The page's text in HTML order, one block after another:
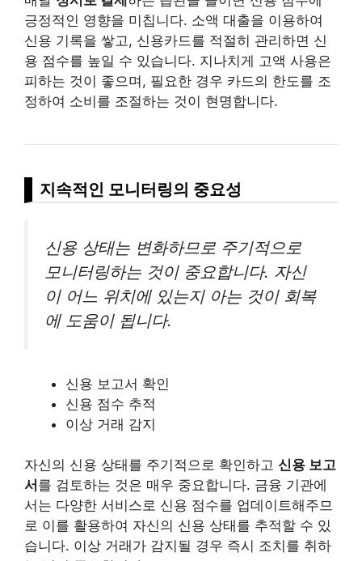
긍정적인 영향을 미칩니다. 소액 대출을 이용하여
신용 기록을 쌓고, 신용카드를 적절히 관리하면 신
용 점수를 높일 수 있습니다. 지나치게 고액 사용은
피하는 것이 좋으며, 필요한 경우 카드의 한도를 조
정하여 소비를 조절하는 것이 현명합니다.
지속적인 모니터링의 중요성
신용 상태는 변화하므로 주기적으로
모니터링하는 것이 중요합니다. 자신
이 어느 위치에 있는지 아는 것이 회복
에 도움이 됩니다.
신용 보고서 확인
신용 점수 추적
이상 거래 감지
자신의 신용 상태를 주기적으로 확인하고 신용 보고
서 를 검토하는 것은 매우 중요합니다. 금융 기관에
서는 다양한 서비스로 신용 점수를 업데이트해주므
로 이를 활용하여 자신의 신용 상태를 추적할 수 있
습니다. 이상 거래가 감지될 경우 즉시 조치를 취하